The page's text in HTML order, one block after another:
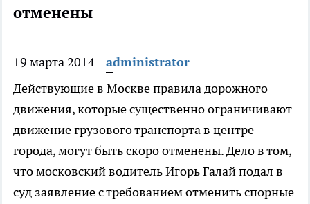
отменены
19 марта 2014
administrator
Действующие в Москве правила дорожного
движения, которые существенно ограничивают
движение грузового транспорта в центре
города, могут быть скоро отменены. Дело в том,
что московский водитель Игорь Галай подал в
суд заявление с требованием отменить спорные